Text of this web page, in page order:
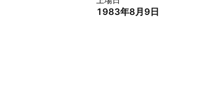
1983年8月9日